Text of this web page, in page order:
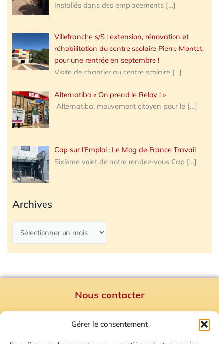
Gérer le consentement
Installés dans des emplacements […]
Villefranche s/S : extension, rénovation et
réhabilitation du centre scolaire Pierre Montet,
pour une rentrée en septembre !
Visite de chantier au centre scolaire […]
Alternatiba « On prend le Relay ! »
Alternatiba, mouvement citoyen pour le […]
Cap sur l’Emploi : Le Mag de France Travail
Sixième volet de notre rendez-vous Cap […]
Archives
Nous contacter
Mentions Légales
Plan du site